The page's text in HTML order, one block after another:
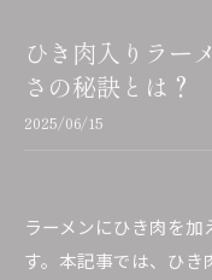
ひき肉入りラー
さの秘訣とは？
2025/06/15
ラーメンにひき肉を
す。本記事では、ひ